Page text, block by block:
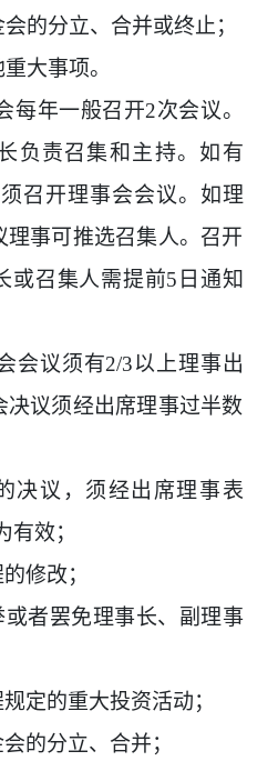
会的分立、合并或终止；
大事项。
每年一般召开2次会议。
负责召集和主持。如有
召开理事会会议。如理
理事可推选召集人。召开
或召集人需提前5 日通知
会议须有2/3以上理事出
决议须经出席理事过半数
决议，须经出席理事表
有效；
修改；
或者罢免理事长、副理事
规定的重大投资活动；
会的分立、合并；